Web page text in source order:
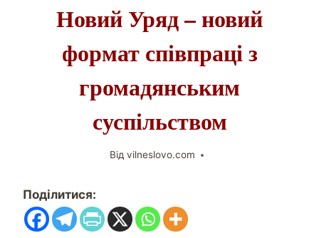
Новий Уряд – новий
формат співпраці з
громадянським
суспільством
Від vilneslovo.com
Поділитися: